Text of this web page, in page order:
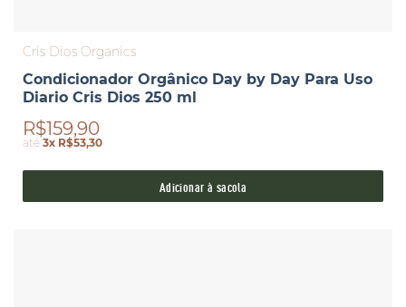
Cris Dios Organics
Condicionador Orgânico Day by Day Para Uso
Diario Cris Dios 250 ml
R$159,90
até3x R$53,30
Adicionar à sacola